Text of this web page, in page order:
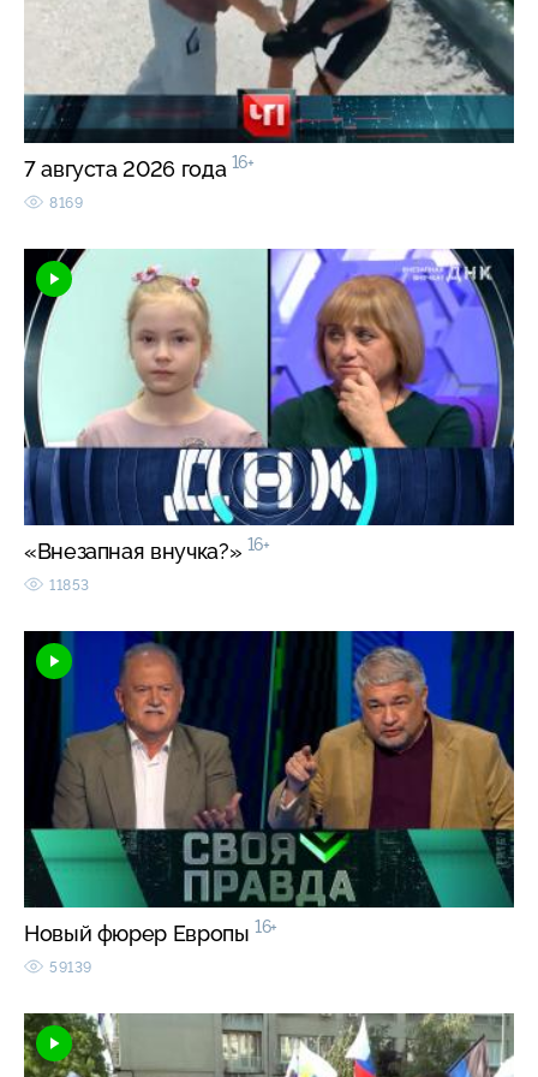
7 августа 2026 года 16+
8169
«Внезапная внучка?» 16+
11853
Новый фюрер Европы 16+
59139